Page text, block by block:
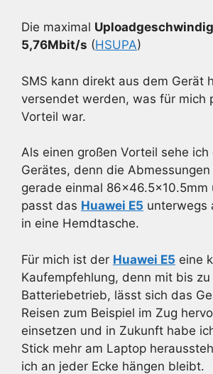
Die maximal
5,76Mbit/s (HSUPA)
SMS kann direkt aus dem Gerät
versendet werden, was für mich
Vorteil war.
Als einen großen Vorteil sehe ich
Gerätes, denn die
gerade einmal 86×46.5×10.5mm
passt das Huawei E5 unterwegs
in eine Hemdtasche.
Für mich ist der Huawei E5 eine
Kaufempfehlung, denn mit bis
Batteriebetrieb, lässt sich das
Reisen zum Beispiel im Zug
einsetzen und in Zukunft habe
Stick mehr am Laptop
ich an jeder Ecke hängen bleibt.